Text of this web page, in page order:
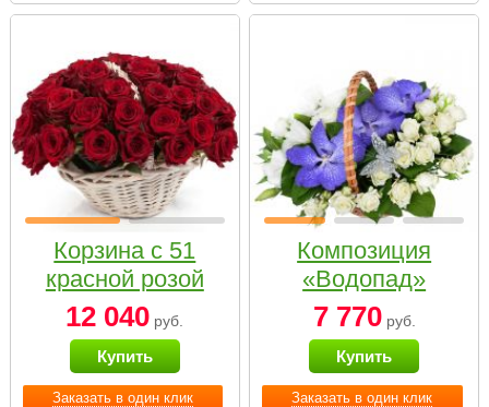
Заказать в один клик
Корзина с 51
красной розой
12 040 руб.
Купить
Заказать в один клик
Композиция
«Водопад»
7 770руб.
Купить